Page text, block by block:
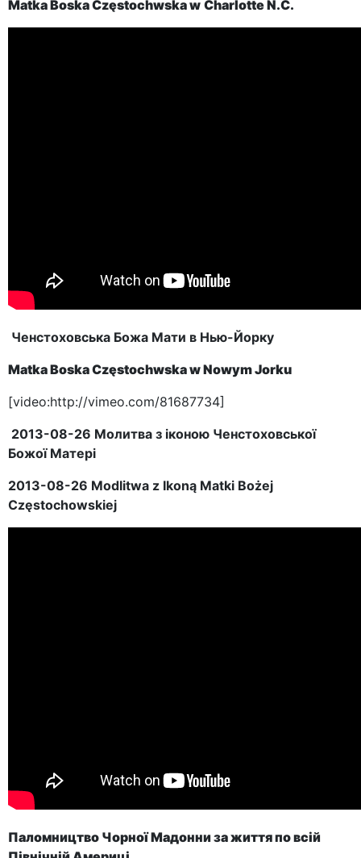
Matka Boska Częstochwska w Charlotte N.C.
Ченстоховська Божа Мати в Нью-Йорку
Matka Boska Częstochwska w Nowym Jorku
[video:http://vimeo.com/81687734]
2013-08-26 Молитва з іконою Ченстоховської
Божої Матері
2013-08-26 Modlitwa z Ikoną Matki Bożej
Częstochowskiej
Паломництво Чорної Мадонни за життя по всій